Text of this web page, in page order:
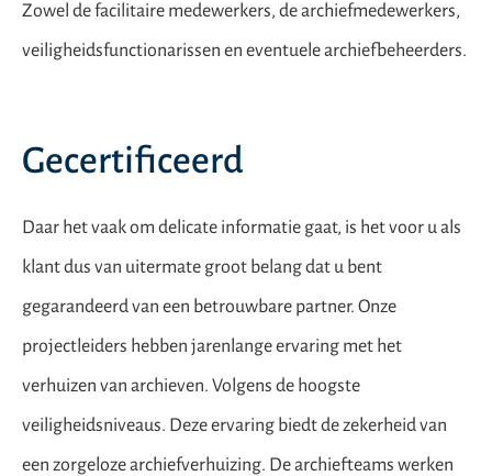
Zowel de facilitaire medewerkers, de archiefmedewerkers,
veiligheidsfunctionarissen en eventuele archiefbeheerders.
Gecertificeerd
Daar het vaak om delicate informatie gaat, is het voor u als
klant dus van uitermate groot belang dat u bent
gegarandeerd van een betrouwbare partner. Onze
projectleiders hebben jarenlange ervaring met het
verhuizen van archieven. Volgens de hoogste
veiligheidsniveaus. Deze ervaring biedt de zekerheid van
een zorgeloze archiefverhuizing. De archiefteams werken